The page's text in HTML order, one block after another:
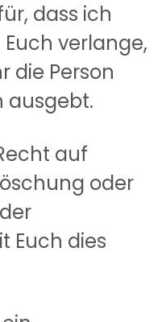
dass ich
verlange,
die Person
ausgebt.
auf
oder
Euch dies